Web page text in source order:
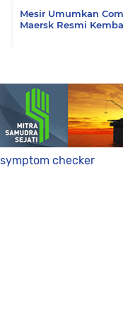
Mesir Umumkan
Maersk Resmi
symptom checker